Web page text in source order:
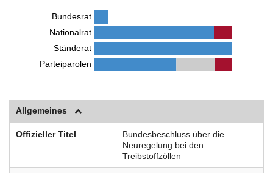
Bundesrat
Nationalrat
Ständerat
Parteiparolen
Allgemeines
Offizieller Titel
Bundesbeschluss über die
Neuregelung bei den
Treibstoffzöllen